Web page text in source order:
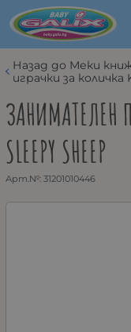
Назад до Меки
играчки за количка
ЗАНИМАТЕЛЕН
SLEEPY SHEEP
Арт.№: 31201010446